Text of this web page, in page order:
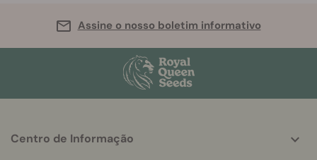
Assine o nosso boletim informativo
Centro de Informação